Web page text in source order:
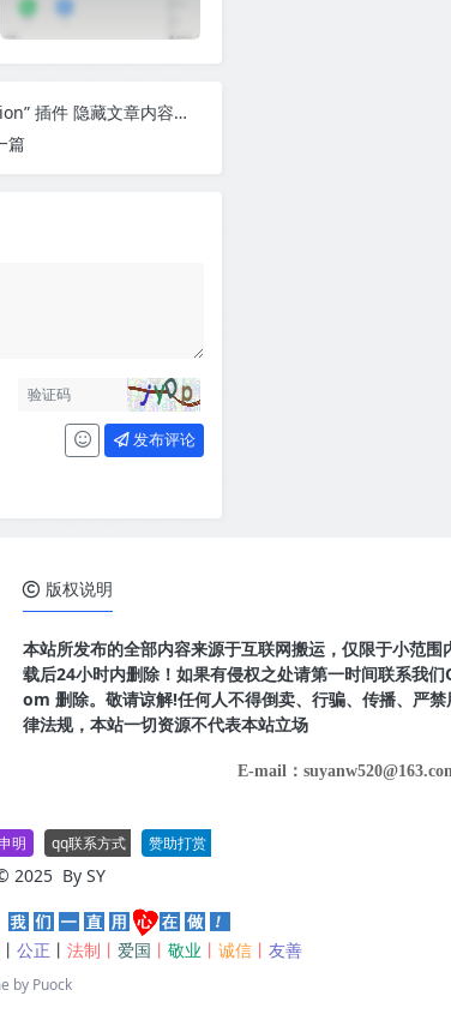
免费下载 “Dsdiss Verification” 插件 隐藏文章内容引流到关注微信公众号
篇
发布评论
版权说明
本站所发布的全部内容来源于互联网搬运，仅限于小范
载后24小时内删除！如果有侵权之处请第一时间联系我
om 删除。敬请谅解!任何人不得倒卖、行骗、传播、严
律法规，本站一切资源不代表本站立场
E-mail：
明 qq联系方式 赞助打赏
2025 By SY
丨 公正 丨 法制丨 爱国 丨 敬业 丨 诚信 丨 友善
by Puock